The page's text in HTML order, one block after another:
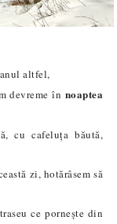
altfel,
devreme în noaptea
cu cafeluța băută,
zi, hotărâsem să
ce pornește din